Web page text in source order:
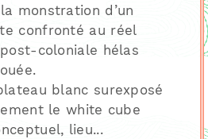
monstration d’un
confronté au réel
coloniale hélas
blanc surexposé
le white cube
lieu...